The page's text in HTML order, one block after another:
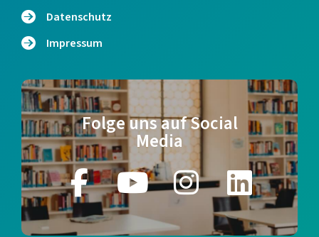
Datenschutz
Impressum
Folge uns auf Social
Media